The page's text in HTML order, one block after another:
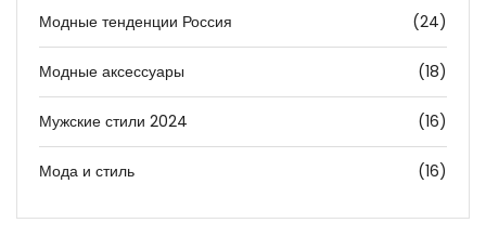
Модные тенденции Россия (24)
Модные аксессуары (18)
Мужские стили 2024 (16)
Мода и стиль (16)